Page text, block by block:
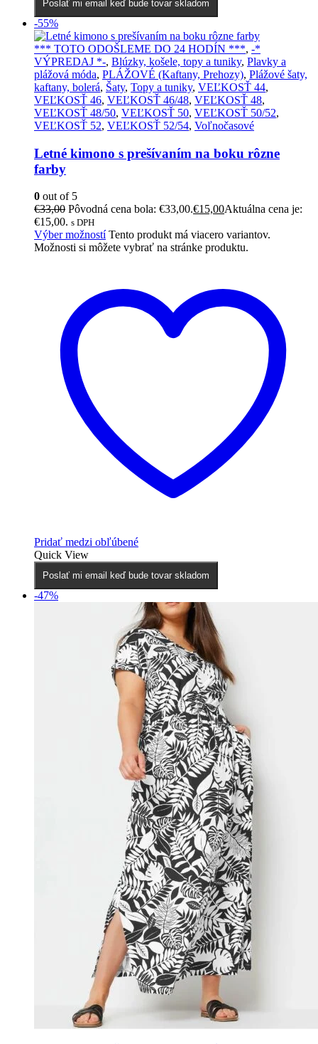
Poslať mi email keď bude tovar skladom
-55%
*** TOTO ODOŠLEME DO 24 HODÍN ***, -*
VÝPREDAJ *-, Blúzky, košele, topy a tuniky, Plavky a
plážová móda, PLÁŽOVÉ (Kaftany, Prehozy), Plážové šaty,
kaftany, bolerá, Šaty, Topy a tuniky, VEĽKOSŤ 44,
VEĽKOSŤ 46, VEĽKOSŤ 46/48, VEĽKOSŤ 48,
VEĽKOSŤ 48/50, VEĽKOSŤ 50, VEĽKOSŤ 50/52,
VEĽKOSŤ 52, VEĽKOSŤ 52/54, Voľnočasové
Letné kimono s prešívaním na boku rôzne
farby
0 out of 5
€33,00 Pôvodná cena bola: €33,00.€15,00Aktuálna cena je:
€15,00. s DPH
Výber možností Tento produkt má viacero variantov.
Možnosti si môžete vybrať na stránke produktu.
Pridať medzi obľúbené
Quick View
Poslať mi email keď bude tovar skladom
-47%